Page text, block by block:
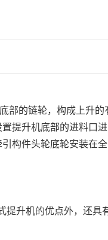
部的链轮，构成上升
提升机底部的进料口
构件头轮底轮安装在
升机的优点外，还具